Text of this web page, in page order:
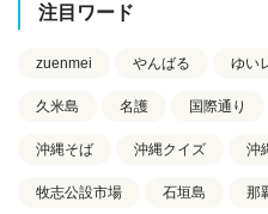
注目ワード
zuenmei やんばる ゆい
久米島 名護 国際通り
沖縄そば 沖縄クイズ 沖
牧志公設市場 石垣島 那